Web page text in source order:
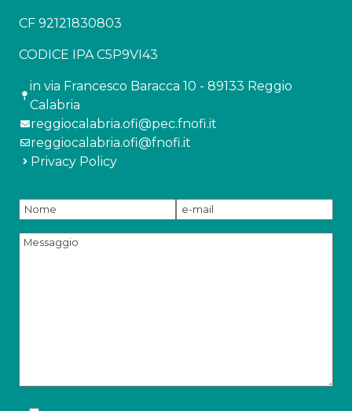
CF 92121830803
CODICE IPA C5P9VI43
in via Francesco Baracca 10 - 89133 Reggio
Calabria
reggiocalabria.ofi@pec.fnofi.it
reggiocalabria.ofi@fnofi.it
Privacy Policy